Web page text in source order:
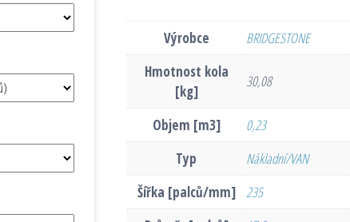
Výrobce
BRIDGESTONE
Hmotnost kola
[kg]
30,08
Objem [m3]
0,23
Typ
Nákladní/VAN
Šířka [palců/mm]
235